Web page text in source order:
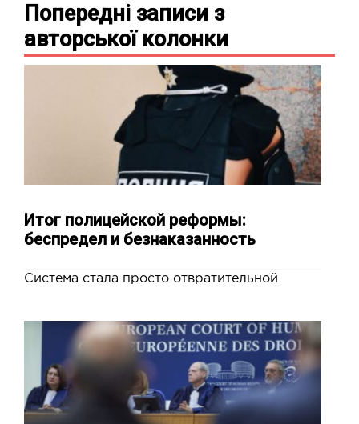
Попередні записи з
авторської колонки
Итог полицейской реформы:
беспредел и безнаказанность
Система стала просто отвратительной